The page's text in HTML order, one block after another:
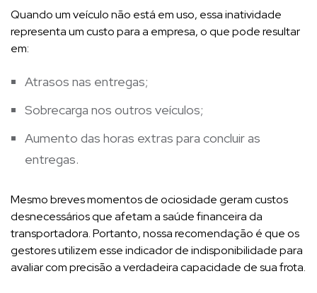
Quando um veículo não está em uso, essa inatividade
representa um custo para a empresa, o que pode resultar
em:
Atrasos nas entregas;
Sobrecarga nos outros veículos;
Aumento das horas extras para concluir as
entregas.
Mesmo breves momentos de ociosidade geram custos
desnecessários que afetam a saúde financeira da
transportadora. Portanto, nossa recomendação é que os
gestores utilizem esse indicador de indisponibilidade para
avaliar com precisão a verdadeira capacidade de sua frota.